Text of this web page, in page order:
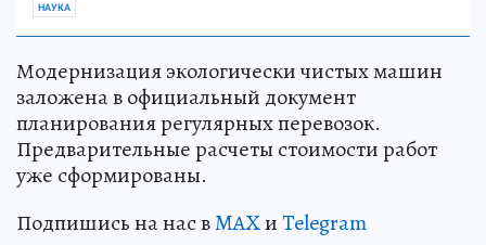
НАУКА
Модернизация экологически чистых машин
заложена в официальный документ
планирования регулярных перевозок.
Предварительные расчеты стоимости работ
уже сформированы.
Подпишись на нас вMAXиTelegram